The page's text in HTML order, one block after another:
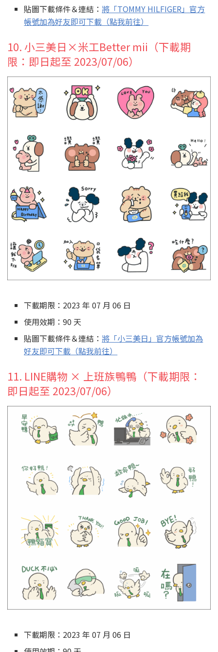
貼圖下載條件＆連結： 將「TOMMY HILFIGER」官方
帳號加為好友即可下載（點我前往）
10. 小三美日×米工Better mii（下載期
限：即日起至 2023/07/06）
下載期限：2023 年 07 月 06 日
使用效期：90 天
貼圖下載條件＆連結： 將「小三美日」官方帳號加為
好友即可下載（點我前往）
11. LINE購物 × 上班族鴨鴨（下載期限：
即日起至 2023/07/06）
下載期限：2023 年 07 月 06 日